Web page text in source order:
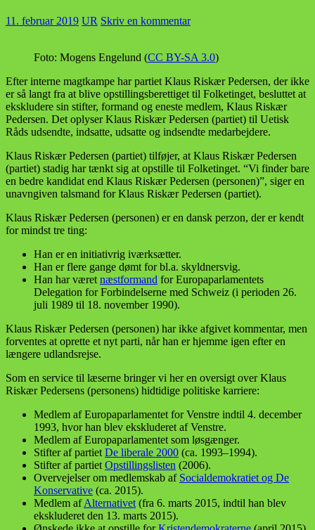
11. februar 2019 UR Skriv en kommentar
Foto: Mogens Engelund (CC BY-SA 3.0)
Efter interne magtkampe har partiet Klaus Riskær Pedersen, der ikke
er så langt fra at blive opstillingsberettiget til Folketinget, besluttet at
ekskludere sin stifter, formand og eneste medlem, Klaus Riskær
Pedersen. Det oplyser Klaus Riskær Pedersen (partiet) til Uetisk
Råds udsendte, indsatte, udsatte og indsendte medarbejdere.
Klaus Riskær Pedersen (partiet) tilføjer, at Klaus Riskær Pedersen
(partiet) stadig har tænkt sig at opstille til Folketinget. “Vi finder bare
en bedre kandidat end Klaus Riskær Pedersen (personen)”, siger en
unavngiven talsmand for Klaus Riskær Pedersen (partiet).
Klaus Riskær Pedersen (personen) er en dansk perzon, der er kendt
for mindst tre ting:
Han er en initiativrig iværksætter.
Han er flere gange dømt for bl.a. skyldnersvig.
Han har været næstformand for Europaparlamentets
Delegation for Forbindelserne med Schweiz (i perioden 26.
juli 1989 til 18. november 1990).
Klaus Riskær Pedersen (personen) har ikke afgivet kommentar, men
forventes at oprette et nyt parti, når han er hjemme igen efter en
længere udlandsrejse.
Som en service til læserne bringer vi her en oversigt over Klaus
Riskær Pedersens (personens) hidtidige politiske karriere:
Medlem af Europaparlamentet for Venstre indtil 4. december
1993, hvor han blev ekskluderet af Venstre.
Medlem af Europaparlamentet som løsgænger.
Stifter af partiet De liberale 2000 (ca. 1993–1994).
Stifter af partiet Opstillingslisten (2006).
Overvejelser om medlemskab af Socialdemokratiet og De
Konservative (ca. 2015).
Medlem afAlternativet (fra 6. marts 2015, indtil han blev
ekskluderet den 13. marts 2015).